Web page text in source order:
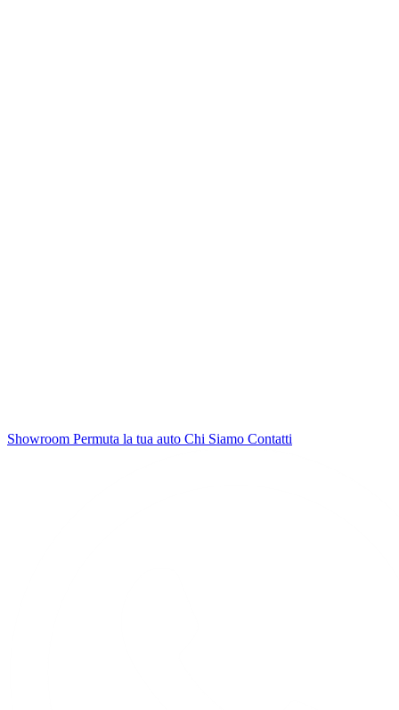
Showroom Permuta la tua auto Chi Siamo Contatti